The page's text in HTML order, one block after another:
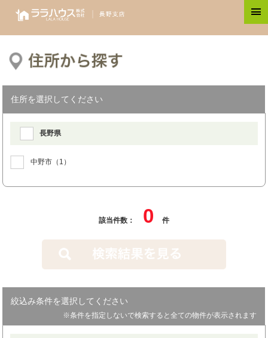
住所を選択してください
長野県
中野市 （1）
該当件数： 0 件
絞込み条件を選択してください
※条件を指定しないで検索すると全ての物件が表示されます